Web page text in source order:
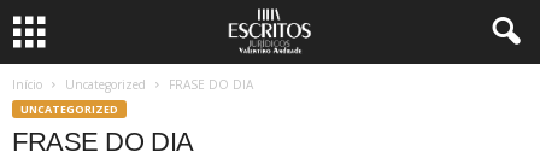
Início Uncategorized FRASE DO DIA
UNCATEGORIZED
FRASE DO DIA